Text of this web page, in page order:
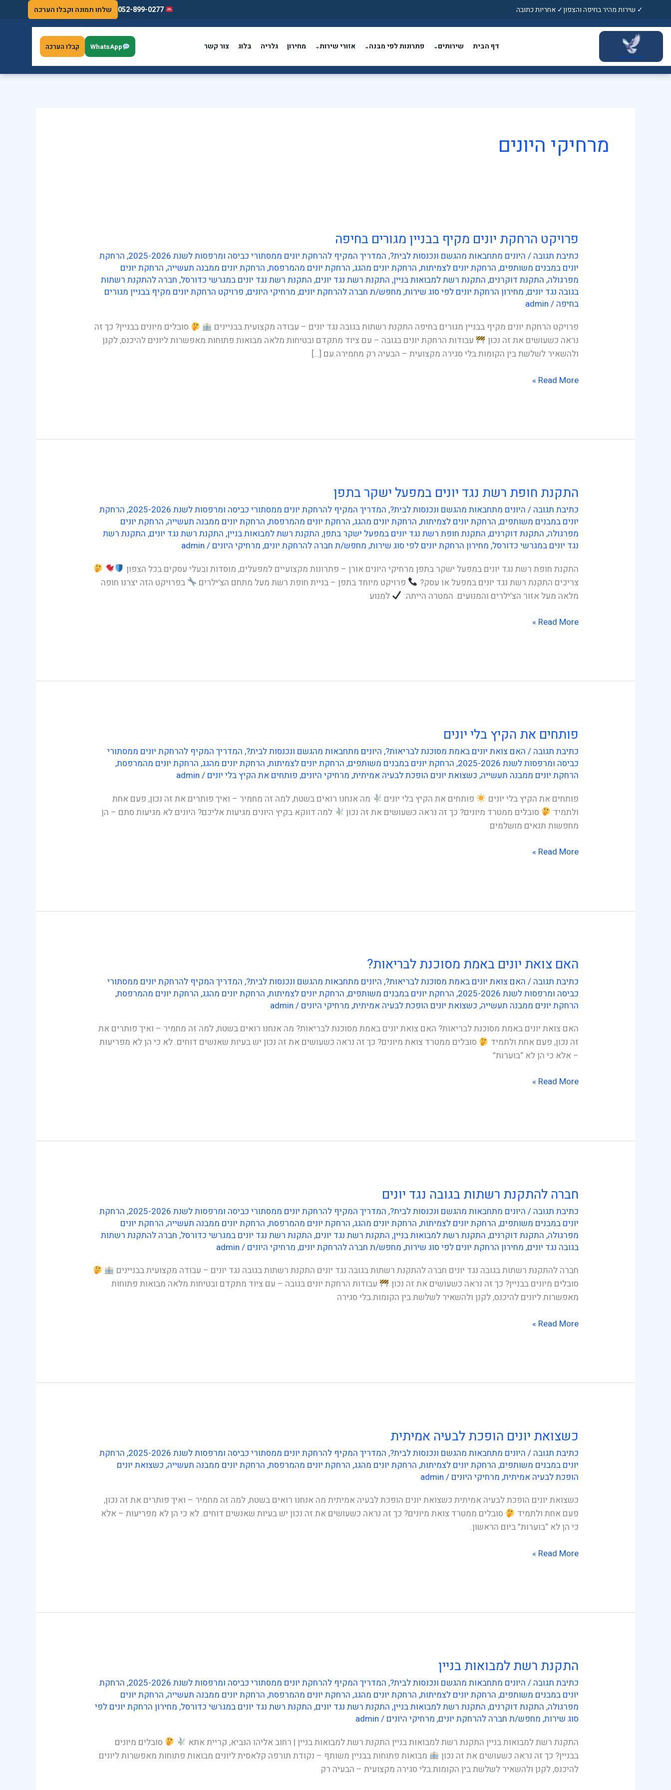
✓ שירות מהיר בחיפה והצפון✓ אחריות כתובה שלחו תמונה וקבלו הערכה
דף הבית שירותים⌄ פתרונות לפי מבנה⌄ אזורי שירות⌄ מחירון גלריה בלוג צור קשר WhatsApp קבלו הערכה
מרחיקי היונים
פרויקט הרחקת יונים מקיף בבניין מגורים בחיפה
כתיבת תגובה / היונים מתחבאות מהגשם ונכנסות לבית?, המדריך המקיף להרחקת יונים ממסתורי כביסה ומרפסות לשנת 2025-2026 , הרחקת
יונים במבנים משותפים, הרחקת יונים לצמיתות, הרחקת יונים מהגג, הרחקת יונים מהמרפסת, הרחקת יונים ממבנה תעשייה, הרחקת יונים
מפרגולה, התקנת דוקרנים, התקנת רשת למבואות בניין, התקנת רשת נגד יונים, התקנת רשת נגד יונים במגרשי כדורסל, חברה להתקנת רשתות
בגובה נגד יונים, מחירון הרחקת יונים לפי סוג שירות, מחפש/ת חברה להרחקת יונים, מרחיקי היונים, פרויקט הרחקת יונים מקיף בבניין מגורים
בחיפה /
admin
פרויקט הרחקת יונים מקיף בבניין מגורים בחיפה התקנת רשתות בגובה נגד יונים – עבודה מקצועית בבניינים
סובלים מיונים בבניין? כך זה
נראה כשעושים את זה נכון
עבודות הרחקת יונים בגובה – עם ציוד מתקדם ובטיחות מלאה מבואות פתוחות מאפשרות ליונים להיכנס, לקנן
ולהשאיר לשלשת בין הקומות.בלי סגירה מקצועית – הבעיה רק מחמירה.עם […]
פרויקט
הרחקת
יונים
מקיף
בבניין
מגורים
Read More »
התקנת חופת רשת נגד יונים במפעל ישקר בתפן
כתיבת תגובה / היונים מתחבאות מהגשם ונכנסות לבית?, המדריך המקיף להרחקת יונים ממסתורי כביסה ומרפסות לשנת 2025-2026 , הרחקת
יונים במבנים משותפים, הרחקת יונים לצמיתות, הרחקת יונים מהגג, הרחקת יונים מהמרפסת, הרחקת יונים ממבנה תעשייה, הרחקת יונים
מפרגולה, התקנת דוקרנים, התקנת חופת רשת נגד יונים במפעל ישקר בתפן, התקנת רשת למבואות בניין, התקנת רשת נגד יונים, התקנת רשת
נגד יונים במגרשי כדורסל, מחירון הרחקת יונים לפי סוג שירות, מחפש/ת חברה להרחקת יונים, מרחיקי היונים /
admin
התקנת חופת רשת נגד יונים במפעל ישקר בתפן מרחיקי היונים אורן – פתרונות מקצועיים למפעלים, מוסדות ובעלי עסקים בכל הצפון
צריכים התקנת רשת נגד יונים במפעל או עסק?
פרויקט מיוחד בתפן – בניית חופת רשת מעל מתחם הצ’ילרים
בפרויקט הזה יצרנו חופה
מלאה מעל אזור הצ’ילרים והמנועים. המטרה הייתה:
למנוע
התקנת
חופת
רשת
נגד
יונים
ישקר
בתפן
Read More »
פותחים את הקיץ בלי יונים
כתיבת תגובה / האם צואת יונים באמת מסוכנת לבריאות?, היונים מתחבאות מהגשם ונכנסות לבית?, המדריך המקיף להרחקת יונים ממסתורי
כביסה ומרפסות לשנת 2025-2026
, הרחקת יונים במבנים משותפים, הרחקת יונים לצמיתות, הרחקת יונים מהגג, הרחקת יונים מהמרפסת,
הרחקת יונים ממבנה תעשייה, כשצואת יונים הופכת לבעיה אמיתית, מרחיקי היונים, פותחים את הקיץ בלי יונים /
admin
פותחים את הקיץ בלי יונים
פותחים את הקיץ בלי יונים
מה אנחנו רואים בשטח, למה זה מחמיר – ואיך פותרים את זה נכון, פעם אחת
ולתמיד
סובלים ממטרד מיונים? כך זה נראה כשעושים את זה נכון
למה דווקא בקיץ היונים מגיעות אליכם? היונים לא מגיעות סתם – הן
מחפשות תנאים מושלמים
פותחים
את
הקיץ
בלי
Read More »
האם צואת יונים באמת מסוכנת לבריאות?
כתיבת תגובה / האם צואת יונים באמת מסוכנת לבריאות?, היונים מתחבאות מהגשם ונכנסות לבית?, המדריך המקיף להרחקת יונים ממסתורי
כביסה ומרפסות לשנת 2025-2026
, הרחקת יונים במבנים משותפים, הרחקת יונים לצמיתות, הרחקת יונים מהגג, הרחקת יונים מהמרפסת,
הרחקת יונים ממבנה תעשייה, כשצואת יונים הופכת לבעיה אמיתית, מרחיקי היונים /
admin
האם צואת יונים באמת מסוכנת לבריאות? האם צואת יונים באמת מסוכנת לבריאות? מה אנחנו רואים בשטח, למה זה מחמיר – ואיך פותרים את
זה נכון, פעם אחת ולתמיד
סובלים ממטרד צואת מיונים? כך זה נראה כשעושים את זה נכון יש בעיות שאנשים דוחים. לא כי הן לא מפריעות
– אלא כי הן לא “בוערות”
האם
צואת
יונים
באמת
לבריאות?
Read More »
חברה להתקנת רשתות בגובה נגד יונים
כתיבת תגובה / היונים מתחבאות מהגשם ונכנסות לבית?, המדריך המקיף להרחקת יונים ממסתורי כביסה ומרפסות לשנת 2025-2026 , הרחקת
יונים במבנים משותפים, הרחקת יונים לצמיתות, הרחקת יונים מהגג, הרחקת יונים מהמרפסת, הרחקת יונים ממבנה תעשייה, הרחקת יונים
מפרגולה, התקנת דוקרנים, התקנת רשת למבואות בניין, התקנת רשת נגד יונים, התקנת רשת נגד יונים במגרשי כדורסל, חברה להתקנת רשתות
בגובה נגד יונים, מחירון הרחקת יונים לפי סוג שירות, מחפש/ת חברה להרחקת יונים, מרחיקי היונים /
admin
חברה להתקנת רשתות בגובה נגד יונים חברה להתקנת רשתות בגובה נגד יונים התקנת רשתות בגובה נגד יונים – עבודה מקצועית בבניינים
סובלים מיונים בבניין? כך זה נראה כשעושים את זה נכון
עבודות הרחקת יונים בגובה – עם ציוד מתקדם ובטיחות מלאה מבואות פתוחות
מאפשרות ליונים להיכנס, לקנן ולהשאיר לשלשת בין הקומות.בלי סגירה
חברה
להתקנת
רשתות
בגובה
נגד
Read More »
כשצואת יונים הופכת לבעיה אמיתית
כתיבת תגובה / היונים מתחבאות מהגשם ונכנסות לבית?, המדריך המקיף להרחקת יונים ממסתורי כביסה ומרפסות לשנת 2025-2026 , הרחקת
יונים במבנים משותפים, הרחקת יונים לצמיתות, הרחקת יונים מהגג, הרחקת יונים מהמרפסת, הרחקת יונים ממבנה תעשייה, כשצואת יונים
הופכת לבעיה אמיתית, מרחיקי היונים /
admin
כשצואת יונים הופכת לבעיה אמיתית כשצואת יונים הופכת לבעיה אמיתית מה אנחנו רואים בשטח, למה זה מחמיר – ואיך פותרים את זה נכון,
פעם אחת ולתמיד
סובלים ממטרד צואת מיונים? כך זה נראה כשעושים את זה נכון יש בעיות שאנשים דוחים. לא כי הן לא מפריעות – אלא
כי הן לא “בוערות” ביום הראשון.
כשצואת
יונים
הופכת
לבעיה
Read More »
התקנת רשת למבואות בניין
כתיבת תגובה / היונים מתחבאות מהגשם ונכנסות לבית?, המדריך המקיף להרחקת יונים ממסתורי כביסה ומרפסות לשנת 2025-2026 , הרחקת
יונים במבנים משותפים, הרחקת יונים לצמיתות, הרחקת יונים מהגג, הרחקת יונים מהמרפסת, הרחקת יונים ממבנה תעשייה, הרחקת יונים
מפרגולה, התקנת דוקרנים, התקנת רשת למבואות בניין, התקנת רשת נגד יונים, התקנת רשת נגד יונים במגרשי כדורסל, מחירון הרחקת יונים לפי
סוג שירות, מחפש/ת חברה להרחקת יונים, מרחיקי היונים /
admin
התקנת רשת למבואות בניין התקנת רשת למבואות בניין התקנת רשת למבואות בניין | רחוב אליהו הנביא, קריית אתא
סובלים מיונים
בבניין? כך זה נראה כשעושים את זה נכון
מבואות פתוחות בבניין משותף – נקודת תורפה קלאסית ליונים מבואות פתוחות מאפשרות ליונים
להיכנס, לקנן ולהשאיר לשלשת בין הקומות.בלי סגירה מקצועית – הבעיה רק
התקנת
רשת
למבואות
בניין